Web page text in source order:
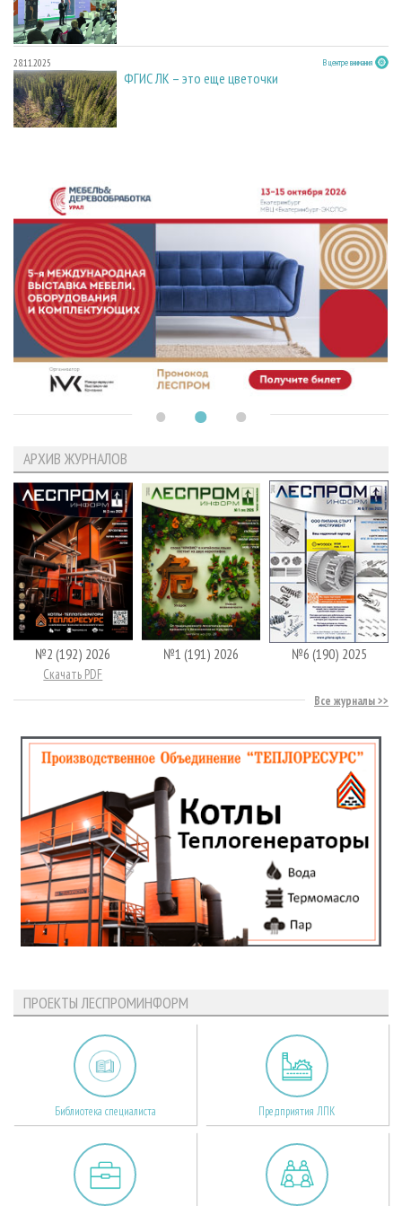
28.11.2025 В центре внимания
ФГИС ЛК – это еще цветочки
АРХИВ ЖУРНАЛОВ
№2 (192) 2026
Скачать PDF
№1 (191) 2026 №6 (190) 2025
Все журналы
ПРОЕКТЫ ЛЕСПРОМИНФОРМ
Библиотека специалиста Предприятия ЛПК